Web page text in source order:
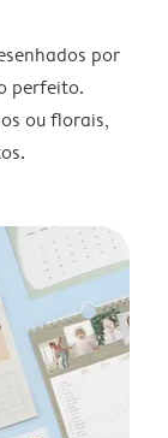
por
perfeito.
ou florais,